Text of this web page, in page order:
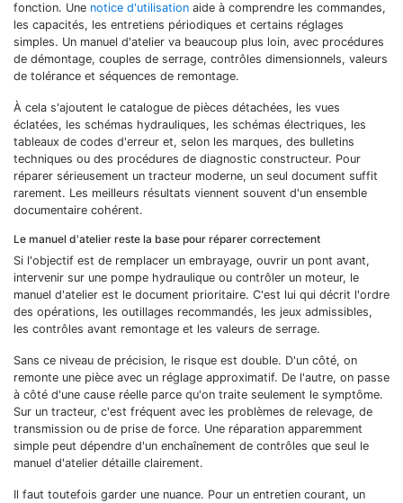
fonction. Une notice d'utilisation aide à comprendre les commandes,
les capacités, les entretiens périodiques et certains réglages
simples. Un manuel d'atelier va beaucoup plus loin, avec procédures
de démontage, couples de serrage, contrôles dimensionnels, valeurs
de tolérance et séquences de remontage.
À cela s'ajoutent le catalogue de pièces détachées, les vues
éclatées, les schémas hydrauliques, les schémas électriques, les
tableaux de codes d'erreur et, selon les marques, des bulletins
techniques ou des procédures de diagnostic constructeur. Pour
réparer sérieusement un tracteur moderne, un seul document suffit
rarement. Les meilleurs résultats viennent souvent d'un ensemble
documentaire cohérent.
Le manuel d'atelier reste la base pour réparer correctement
Si l'objectif est de remplacer un embrayage, ouvrir un pont avant,
intervenir sur une pompe hydraulique ou contrôler un moteur, le
manuel d'atelier est le document prioritaire. C'est lui qui décrit l'ordre
des opérations, les outillages recommandés, les jeux admissibles,
les contrôles avant remontage et les valeurs de serrage.
Sans ce niveau de précision, le risque est double. D'un côté, on
remonte une pièce avec un réglage approximatif. De l'autre, on passe
à côté d'une cause réelle parce qu'on traite seulement le symptôme.
Sur un tracteur, c'est fréquent avec les problèmes de relevage, de
transmission ou de prise de force. Une réparation apparemment
simple peut dépendre d'un enchaînement de contrôles que seul le
manuel d'atelier détaille clairement.
Il faut toutefois garder une nuance. Pour un entretien courant, un